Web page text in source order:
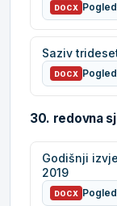
DOCX
Saziv
DOCX
30. redovna
Godišnji
2019
DOCX